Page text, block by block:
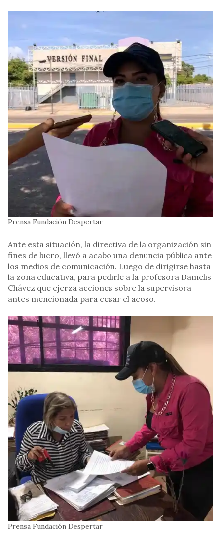
Prensa Fundación Despertar
Ante esta situación, la directiva de la organización sin
fines de lucro, llevó a acabo una denuncia pública ante
los medios de comunicación. Luego de dirigirse hasta
la zona educativa, para pedirle a la profesora Damelis
Chávez que ejerza acciones sobre la supervisora
antes mencionada para cesar el acoso.
Prensa Fundación Despertar